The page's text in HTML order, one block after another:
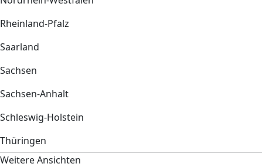
Rheinland-Pfalz
Saarland
Sachsen
Sachsen-Anhalt
Schleswig-Holstein
Thüringen
Weitere Ansichten